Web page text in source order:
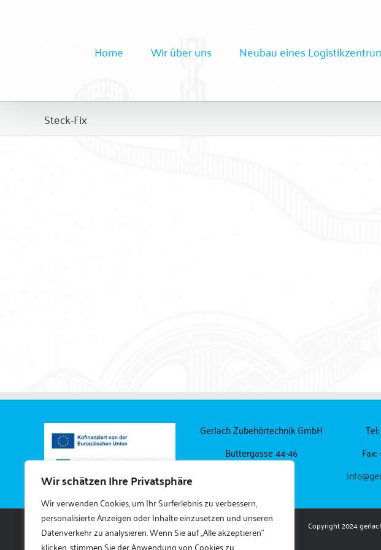
Wir schätzen Ihre Privatsphäre
Wir verwenden Cookies, um Ihr Surferlebnis zu verbessern,
personalisierte Anzeigen oder Inhalte einzusetzen und unseren
Datenverkehr zu analysieren. Wenn Sie auf „Alle akzeptieren"
klicken, stimmen Sie der Anwendung von Cookies zu.
Home Wir über uns Neubau eines
Steck-Fix
HK – Fix
Gerlach Zubehörtechnik GmbH
Buttergasse 44-46
Copyright 2024